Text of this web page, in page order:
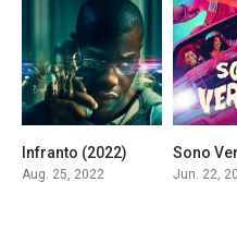
Infranto (2022)
Aug. 25, 2022
Sono
Jun. 22,